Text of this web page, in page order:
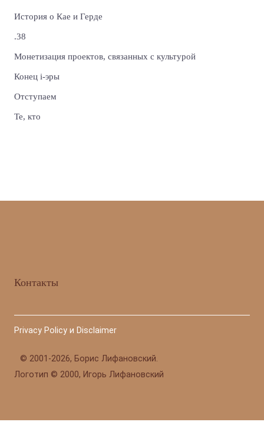
История о Кае и Герде
.38
Монетизация проектов, связанных с культурой
Конец i-эры
Отступаем
Те, кто
Контакты
© 2001-2026, Борис Лифановский.
Логотип © 2000, Игорь Лифановский
Privacy Policy и Disclaimer